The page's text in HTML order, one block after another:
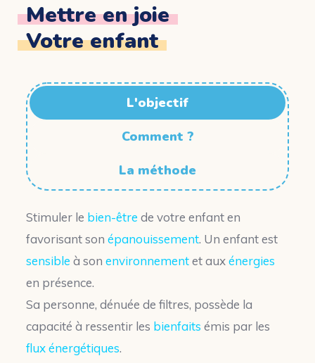
Mettre en joie
Votre enfant
L'objectif
Comment ?
La méthode
Stimuler le bien-être de votre enfant en
favorisant sonépanouissement. Un enfant est
sensible à sonenvironnementet auxénergies
en présence.
Sa personne, dénuée de filtres, possède la
capacité à ressentir les bienfaits émis par les
flux énergétiques.